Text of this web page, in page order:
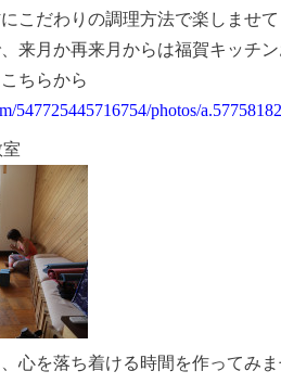
こだわりの調理方法で楽しませて
来月か再来月からは福賀キッチ
ちらから
547725445716754/photos/
心を落ち着ける時間を作ってみ